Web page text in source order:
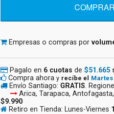
Empresas o compras por
Pagalo en 6 cuotas de $51.665
Compra ahora y recíbe el Martes
Envío Santiago: GRATIS.
Arica, Tarapaca,
$9.990
Retiro en Tienda: Lunes-Viernes